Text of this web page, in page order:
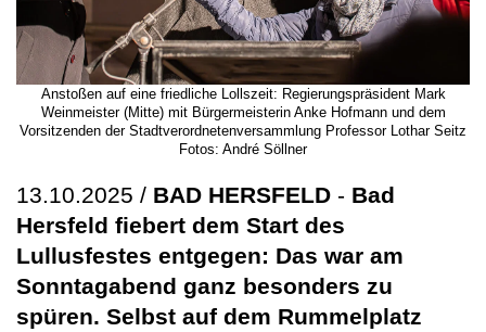
Anstoßen auf eine friedliche Lollszeit: Regierungspräsident Mark
Weinmeister (Mitte) mit Bürgermeisterin Anke Hofmann und dem
Vorsitzenden der Stadtverordnetenversammlung Professor Lothar Seitz
Fotos: André Söllner
13.10.2025 / BAD HERSFELD - Bad
Hersfeld fiebert dem Start des
Lullusfestes entgegen: Das war am
Sonntagabend ganz besonders zu
spüren. Selbst auf dem Rummelplatz